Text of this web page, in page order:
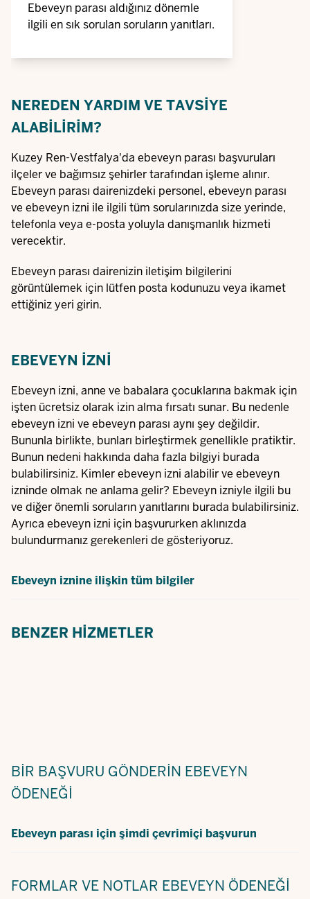
Ebeveyn parası aldığınız dönemle
ilgili en sık sorulan soruların yanıtları.
NEREDEN YARDIM VE TAVSIYE
ALABILIRIM?
Kuzey Ren-Vestfalya'da ebeveyn parası başvuruları
ilçeler ve bağımsız şehirler tarafından işleme alınır.
Ebeveyn parası dairenizdeki personel, ebeveyn parası
ve ebeveyn izni ile ilgili tüm sorularınızda size yerinde,
telefonla veya e-posta yoluyla danışmanlık hizmeti
verecektir.
Ebeveyn parası dairenizin iletişim bilgilerini
görüntülemek için lütfen posta kodunuzu veya ikamet
ettiğiniz yeri girin.
EBEVEYN IZNI
Ebeveyn izni, anne ve babalara çocuklarına bakmak için
işten ücretsiz olarak izin alma fırsatı sunar. Bu nedenle
ebeveyn izni ve ebeveyn parası aynı şey değildir.
Bununla birlikte, bunları birleştirmek genellikle pratiktir.
Bunun nedeni hakkında daha fazla bilgiyi burada
bulabilirsiniz. Kimler ebeveyn izni alabilir ve ebeveyn
izninde olmak ne anlama gelir? Ebeveyn izniyle ilgili bu
ve diğer önemli soruların yanıtlarını burada bulabilirsiniz.
Ayrıca ebeveyn izni için başvururken aklınızda
bulundurmanız gerekenleri de gösteriyoruz.
Ebeveyn iznine ilişkin tüm bilgiler
BENZER HIZMETLER
BIR BAŞVURU GÖNDERIN EBEVEYN
ÖDENEĞI
Ebeveyn parası için şimdi çevrimiçi başvurun
FORMLAR VE NOTLAR EBEVEYN ÖDENEĞI